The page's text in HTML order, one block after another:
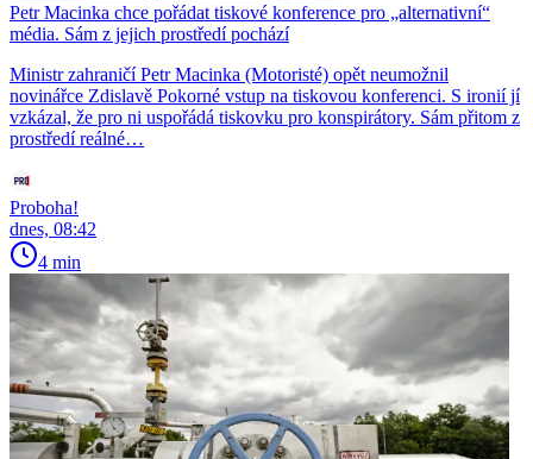
Petr Macinka chce pořádat tiskové konference pro „alternativní“
média. Sám z jejich prostředí pochází
Ministr zahraničí Petr Macinka (Motoristé) opět neumožnil
novinářce Zdislavě Pokorné vstup na tiskovou konferenci. S ironií jí
vzkázal, že pro ni uspořádá tiskovku pro konspirátory. Sám přitom z
prostředí reálné…
Proboha!
dnes, 08:42
4 min